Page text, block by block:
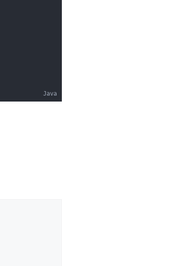
Java